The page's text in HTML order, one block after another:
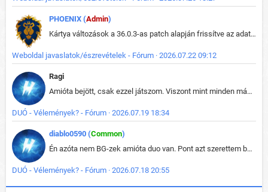
PHOENIX (Admin)
Kártya változások a 36.0.3-as patch alapján frissítve az adatbázisban (képek is cserélve).
Weboldal javaslatok/észrevételek - Fórum · 2026.07.22 09:12
Ragi
Amióta bejött, csak ezzel játszom. Viszont mint minden más - akár az alapjáték is, ez is baromira összetett lett. Néha már pár kör után is esélytelen az egész. Vagy irreállisan túltápol valaki, vagy lelép a partner, vagy csak hülye mint a segg. És amikor eljönne az én időm, na akkor jön el mindenki másé is. Engem jobban érdekelne, hogy ki milyen ratingen szokott játszani. Na ez lenne egy érdekes adat.
DUÓ - Vélemények? - Fórum · 2026.07.19 18:34
diablo0590 (Common)
Én azóta nem BG-zek amióta duo van. Pont azt szerettem benne, hogy rajtam múlik mi történik, nem pedig a társamon. Kérem vissza a régi BG-t :D
DUÓ - Vélemények? - Fórum · 2026.07.18 20:55